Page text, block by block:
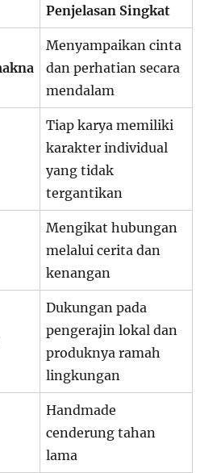
Penjelasan Singkat
Menyampaikan cinta
dan perhatian secara
mendalam
Tiap karya memiliki
karakter individual
yang tidak
tergantikan
Mengikat hubungan
melalui cerita dan
kenangan
Dukungan pada
pengerajin lokal dan
produknya ramah
lingkungan
Handmade
cenderung tahan
lama